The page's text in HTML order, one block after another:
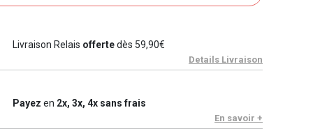
Livraison Relais offertedès 59,90€
Details Livraison
Payez en 2x, 3x, 4x sans frais
En savoir +